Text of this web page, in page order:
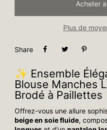
Plus de
Share
✨ Ensemble
Blouse Manches
Brodé à Paillettes
Offrez-vous une allure
beige en soie fluide,